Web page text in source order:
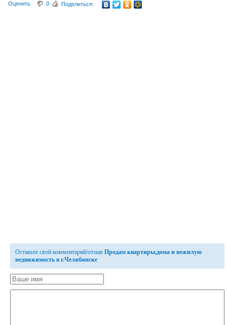
Оценить
0 Поделиться:
Оставьте свой комментарий/отзыв Продам квартиры,дома и нежилую
недвижимость в г.Челябинске